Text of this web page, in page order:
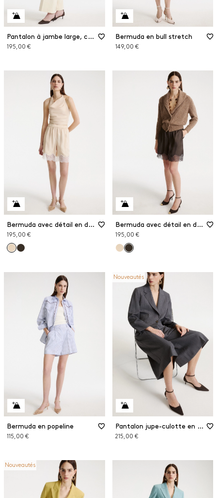
Pantalon à jambe large, coupe raccourcie
195,00 €
Bermuda en bull stretch
149,00 €
Bermuda avec détail en dentelle
195,00 €
Bermuda avec détail en dentelle
195,00 €
Bermuda en popeline
115,00 €
Nouveautés
Pantalon jupe-culotte en gabardine
215,00 €
Nouveautés